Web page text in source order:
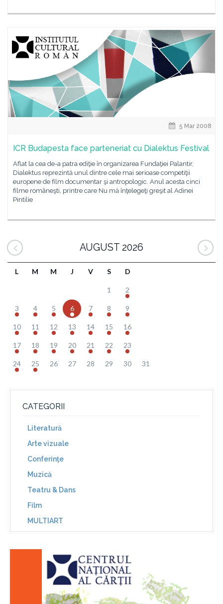
5 Mar 2008
ICR Budapesta face parteneriat cu Dialektus Festival
Aflat la cea de-a patra ediţie în organizarea Fundaţiei Palantir,
Dialektus reprezintă unul dintre cele mai serioase competiţii
europene de film documentar şi antropologic. Anul acesta cinci
filme româneşti, printre care Nu mă înţelegeţi greşit al Adinei
Pintilie
AUGUST 2026
L M M J V S D
1 2
3 4 5 6 7 8 9
10 11 12 13 14 15 16
17 18 19 20 21 22 23
24 25 26 27 28 29 30 31
CATEGORII
Literatură
Arte vizuale
Conferinţe
Muzică
Teatru & Dans
Film
MULTIART